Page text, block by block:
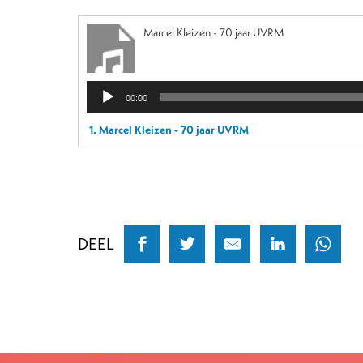
Marcel Kleizen - 70 jaar UVRM
Audiospeler
00:00
1. Marcel Kleizen - 70 jaar UVRM
DEEL